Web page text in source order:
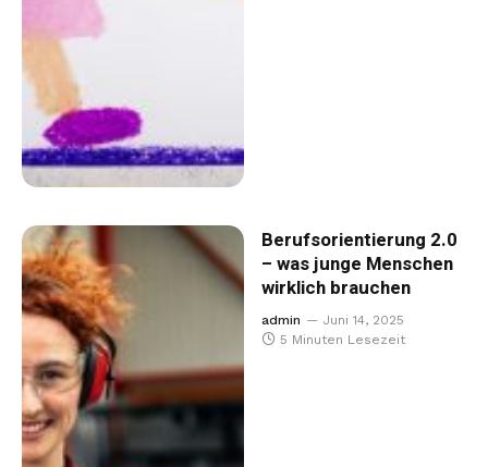
Berufsorientierung 2.0
– was junge Menschen
wirklich brauchen
admin
Juni 14, 2025
5 Minuten Lesezeit